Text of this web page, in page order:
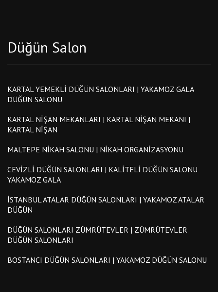
Düğün Salon
KARTAL YEMEKLI DÜĞÜN SALONLARI | YAKAMOZ GALA
DÜĞÜN SALONU
KARTAL NIŞAN MEKANLARI | KARTAL NIŞAN MEKANI |
KARTAL NIŞAN
MALTEPE NIKAH SALONU | NIKAH ORGANIZASYONU
CEVIZLI DÜĞÜN SALONLARI | KALITELI DÜĞÜN SALONU
YAKAMOZ GALA
İSTANBUL ATALAR DÜĞÜN SALONLARI | YAKAMOZ ATALAR
DÜĞÜN
DÜĞÜN SALONLARI ZÜMRÜTEVLER | ZÜMRÜTEVLER
DÜĞÜN SALONLARI
BOSTANCI DÜĞÜN SALONLARI | YAKAMOZ DÜĞÜN SALONU